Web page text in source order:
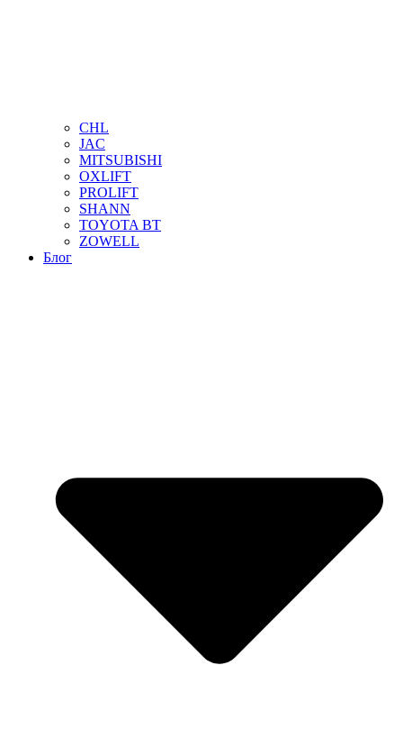
CHL
JAC
MITSUBISHI
OXLIFT
PROLIFT
SHANN
TOYOTA BT
ZOWELL
Блог